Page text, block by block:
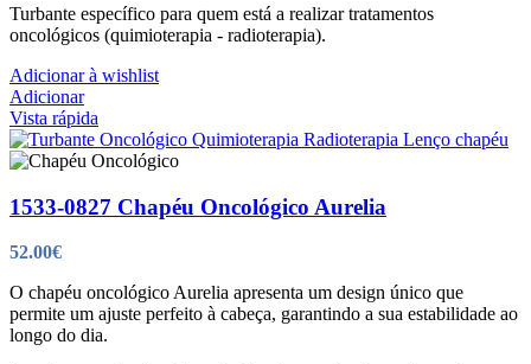
Turbante específico para quem está a realizar tratamentos
oncológicos (quimioterapia - radioterapia).
Adicionar à wishlist
Adicionar
Vista rápida
1533-0827 Chapéu Oncológico Aurelia
52.00€
O chapéu oncológico Aurelia apresenta um design único que
permite um ajuste perfeito à cabeça, garantindo a sua estabilidade ao
longo do dia.